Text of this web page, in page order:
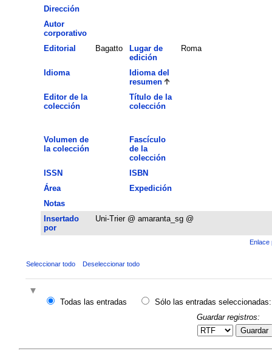
Dirección
Autor
corporativo
Editorial
Bagatto
Lugar de
edición
Roma
Idioma
Idioma del
resumen
Editor de la
colección
Título de la
colección
Volumen de
la colección
Fascículo
de la
colección
ISSN
ISBN
Área
Expedición
Notas
Insertado
por
Uni-Trier @ amaranta_sg @
Enlace
Seleccionar todo Deseleccionar todo
Todas las entradas
Sólo las entradas seleccionadas:
Guardar registros:
Guardar